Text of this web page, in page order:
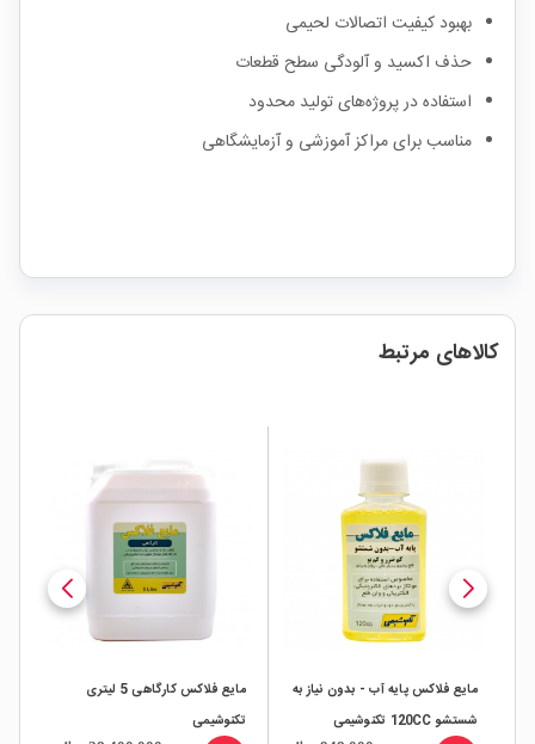
بهبود کیفیت اتصالات لحیمی
حذف اکسید و آلودگی سطح قطعات
استفاده در پروژه‌های تولید محدود
مناسب برای مراکز آموزشی و آزمایشگاهی
کالاهای مرتبط
مایع فلاکس پایه آب - بدون نیاز به
شستشو 120CC تکنوشیمی
مایع فلاکس کارگاهی 5 لیتری
تکنوشیمی